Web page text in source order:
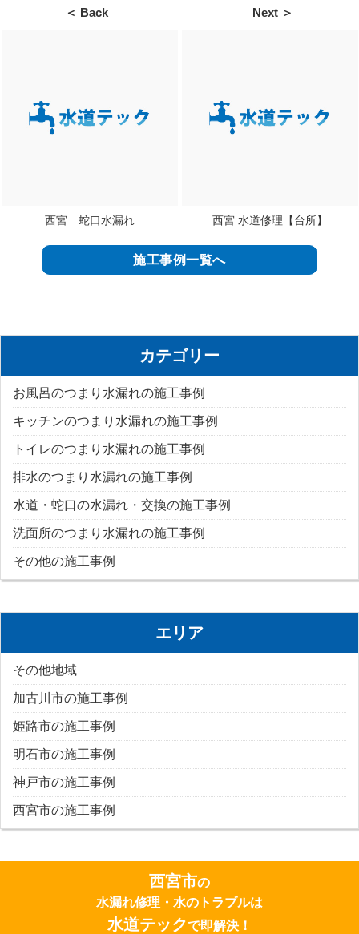
＜ Back
西宮 蛇口水漏れ
Next ＞
西宮 水道修理【台所】
施工事例一覧へ
カテゴリー
お風呂のつまり水漏れの施工事例
キッチンのつまり水漏れの施工事例
トイレのつまり水漏れの施工事例
排水のつまり水漏れの施工事例
水道・蛇口の水漏れ・交換の施工事例
洗面所のつまり水漏れの施工事例
その他の施工事例
エリア
その他地域
加古川市の施工事例
姫路市の施工事例
明石市の施工事例
神戸市の施工事例
西宮市の施工事例
西宮市の
水漏れ修理・水のトラブルは
水道テックで即解決！